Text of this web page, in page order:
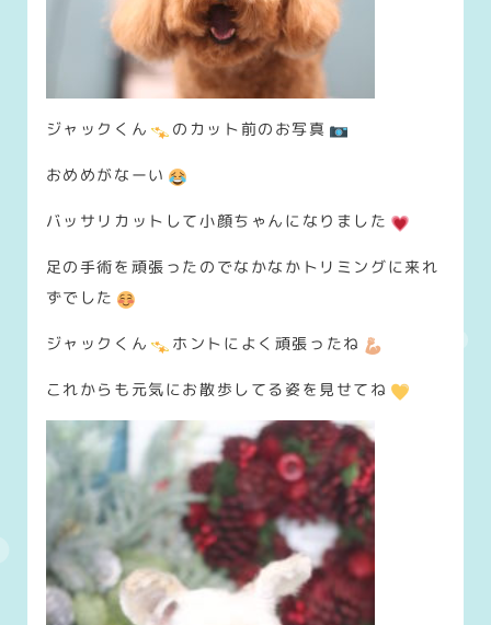
ジャックくん のカット前のお写真
おめめがなーい
バッサリカットして小顔ちゃんになりました
足の手術を頑張ったのでなかなかトリミングに来れ
ずでした
ジャックくん ホントによく頑張ったね
これからも元気にお散歩してる姿を見せてね